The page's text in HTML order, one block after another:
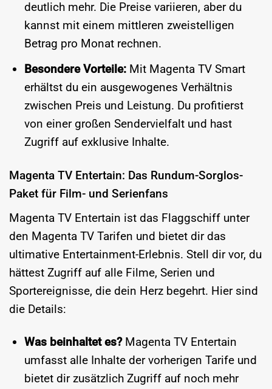
deutlich mehr. Die Preise variieren, aber du
kannst mit einem mittleren zweistelligen
Betrag pro Monat rechnen.
Besondere Vorteile:Mit Magenta TV Smart
erhältst du ein ausgewogenes Verhältnis
zwischen Preis und Leistung. Du profitierst
von einer großen Sendervielfalt und hast
Zugriff auf exklusive Inhalte.
Magenta TV Entertain: Das Rundum-Sorglos-
Paket für Film- und Serienfans
Magenta TV Entertain ist das Flaggschiff unter
den Magenta TV Tarifen und bietet dir das
ultimative Entertainment-Erlebnis. Stell dir vor, du
hättest Zugriff auf alle Filme, Serien und
Sportereignisse, die dein Herz begehrt. Hier sind
die Details:
Was beinhaltet es?Magenta TV Entertain
umfasst alle Inhalte der vorherigen Tarife und
bietet dir zusätzlich Zugriff auf noch mehr